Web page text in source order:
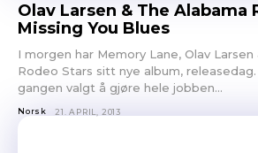
Olav Larsen & The Alabama
Missing You Blues
I morgen har Memory Lane, Olav
Rodeo Stars sitt nye album,
gangen valgt å gjøre hele jobben...
Norsk 21. APRIL, 2013